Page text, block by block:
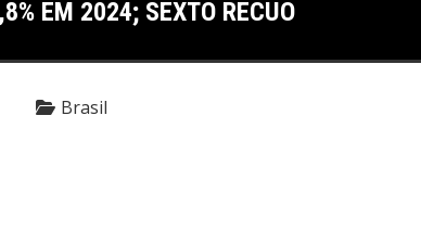
EM 2024; SEXTO RECUO
Brasil